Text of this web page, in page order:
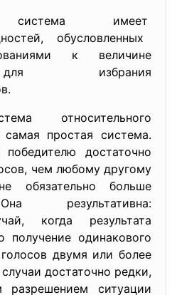
система имеет
обусловленных
к величине
для избрания
относительного
простая система.
достаточно
чем любому другому
обязательно больше
результативна:
когда результата
одинакового
двумя или более
достаточно редки,
разрешением ситуации